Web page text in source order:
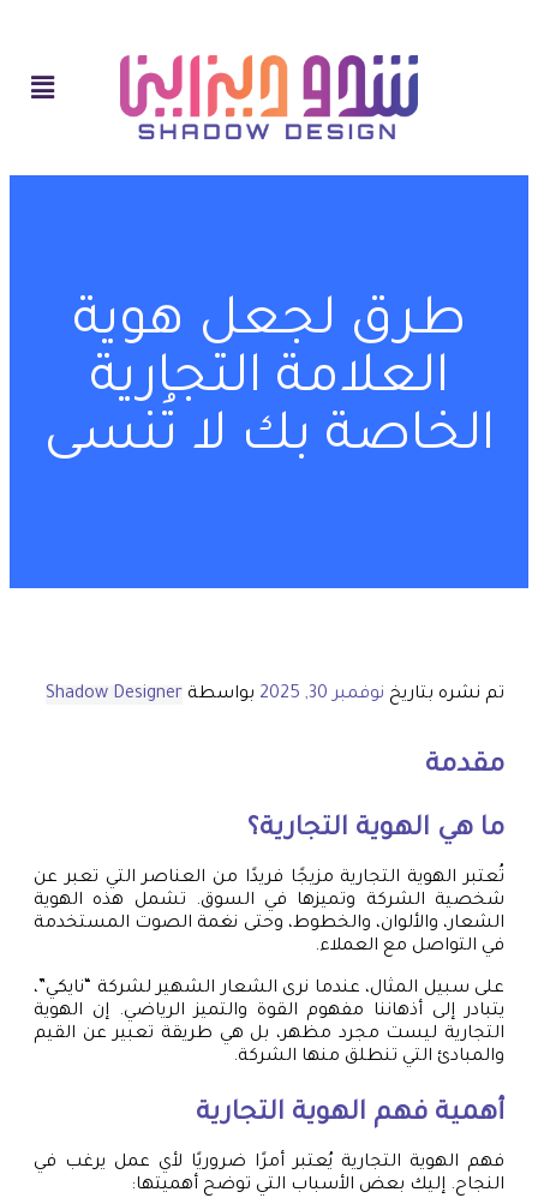
طرق لجعل هوية
العلامة التجارية
الخاصة بك لا تُنسى
تم نشره بتاريخ نوفمبر 30, 2025 بواسطة Shadow Designer
مقدمة
ما هي الهوية التجارية؟
تُعتبر الهوية التجارية مزيجًا فريدًا من العناصر التي تعبر عن
شخصية الشركة وتميزها في السوق. تشمل هذه الهوية
الشعار، والألوان، والخطوط، وحتى نغمة الصوت المستخدمة
في التواصل مع العملاء.
على سبيل المثال، عندما نرى الشعار الشهير لشركة “نايكي”،
يتبادر إلى أذهاننا مفهوم القوة والتميز الرياضي. إن الهوية
التجارية ليست مجرد مظهر، بل هي طريقة تعبير عن القيم
والمبادئ التي تنطلق منها الشركة.
أهمية فهم الهوية التجارية
فهم الهوية التجارية يُعتبر أمرًا ضروريًا لأي عمل يرغب في
النجاح. إليك بعض الأسباب التي توضح أهميتها: